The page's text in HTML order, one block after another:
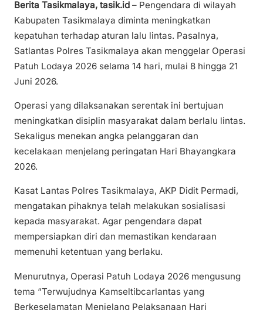
Berita Tasikmalaya, tasik.id – Pengendara di wilayah
Kabupaten Tasikmalaya diminta meningkatkan
kepatuhan terhadap aturan lalu lintas. Pasalnya,
Satlantas Polres Tasikmalaya akan menggelar Operasi
Patuh Lodaya 2026 selama 14 hari, mulai 8 hingga 21
Juni 2026.
Operasi yang dilaksanakan serentak ini bertujuan
meningkatkan disiplin masyarakat dalam berlalu lintas.
Sekaligus menekan angka pelanggaran dan
kecelakaan menjelang peringatan Hari Bhayangkara
2026.
Kasat Lantas Polres Tasikmalaya, AKP Didit Permadi,
mengatakan pihaknya telah melakukan sosialisasi
kepada masyarakat. Agar pengendara dapat
mempersiapkan diri dan memastikan kendaraan
memenuhi ketentuan yang berlaku.
Menurutnya, Operasi Patuh Lodaya 2026 mengusung
tema “Terwujudnya Kamseltibcarlantas yang
Berkeselamatan Menjelang Pelaksanaan Hari